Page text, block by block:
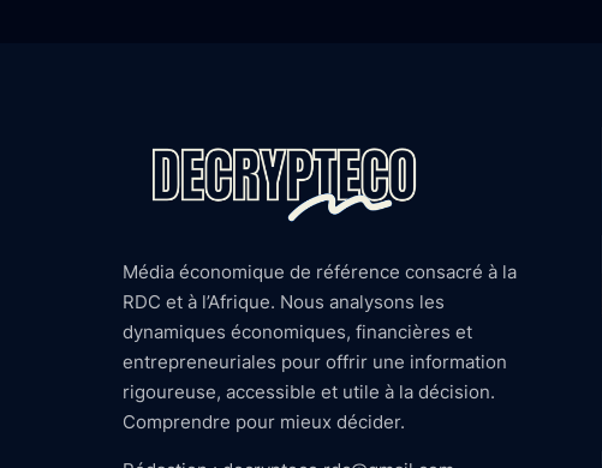
Média économique de référence consacré à la
RDC et à l’Afrique. Nous analysons les
dynamiques économiques, financières et
entrepreneuriales pour offrir une information
rigoureuse, accessible et utile à la décision.
Comprendre pour mieux décider.